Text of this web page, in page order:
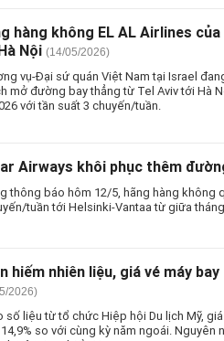
hàng không EL AL Airlines
Nội (14/05/2026)
vụ-Đại sứ quán Việt Nam tại Israel
mở đường bay thẳng từ Tel Aviv tới Hà
với tần suất 3 chuyến/tuần.
Airways khôi phục thêm
thông báo hôm 12/5, hãng hàng không
tuần tới Helsinki-Vantaa từ giữa
hiếm nhiên liệu, giá vé máy
2026)
số liệu từ tổ chức Hiệp hội Du lịch Mỹ,
so với cùng kỳ năm ngoái. Nguyên